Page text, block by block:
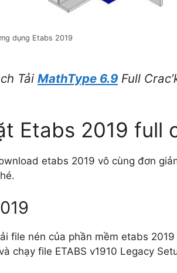
dụng Etabs 2019
Tải MathType 6.9 Full
Etabs 2019 full
etabs 2019 vô cùng đơn
file nén của phần mềm etabs
chạy file ETABS v1910 Legacy